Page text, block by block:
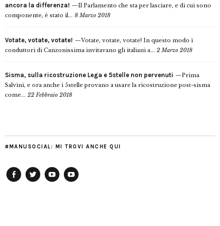
ancora la differenza!
Il Parlamento che sta per lasciare, e di cui sono
componente, è stato il... 8 Marzo 2018
Votate, votate, votate!
Votate, votate, votate! In questo modo i
conduttori di Canzonissima invitavano gli italiani a... 2 Marzo 2018
Sisma, sulla ricostruzione Lega e 5stelle non pervenuti
Prima
Salvini, e ora anche i 5stelle provano a usare la ricostruzione post-sisma
come... 22 Febbraio 2018
#MANUSOCIAL: MI TROVI ANCHE QUI